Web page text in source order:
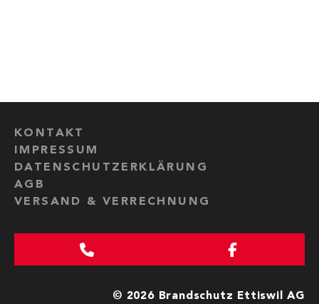
© 2026 Brandschutz Ettiswil AG
KONTAKT
IMPRESSUM
DATENSCHUTZERKLÄRUNG
AGB
VERSAND & VERRECHNUNG